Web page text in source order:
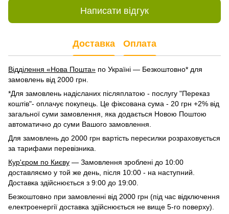
Написати відгук
Доставка Оплата
Відділення «Нова Пошта» по Україні — Безкоштовно* для
замовлень від 2000 грн.
*Для замовлень надісланих післяплатою - послугу "Переказ
коштів"- оплачує покупець. Це фіксована сума - 20 грн +2% від
загальної суми замовлення, яка додається Новою Поштою
автоматично до суми Вашого замовлення.
Для замовлень до 2000 грн вартість пересилки розраховується
за тарифами перевізника.
Кур'єром по Києву — Замовлення зроблені до 10:00
доставляємо у той же день, після 10:00 - на наступний.
Доставка здійснюється з 9:00 до 19:00.
Безкоштовно при замовленні від 2000 грн (під час відключення
електроенергії доставка здійснюється не вище 5-го поверху).